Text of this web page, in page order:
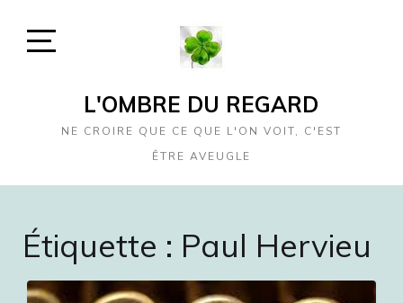
SidebarL'OMBRE DU REGARD
NE CROIRE QUE CE QUE L'ON VOIT, C'EST
ÊTRE AVEUGLE
Étiquette : Paul Hervieu